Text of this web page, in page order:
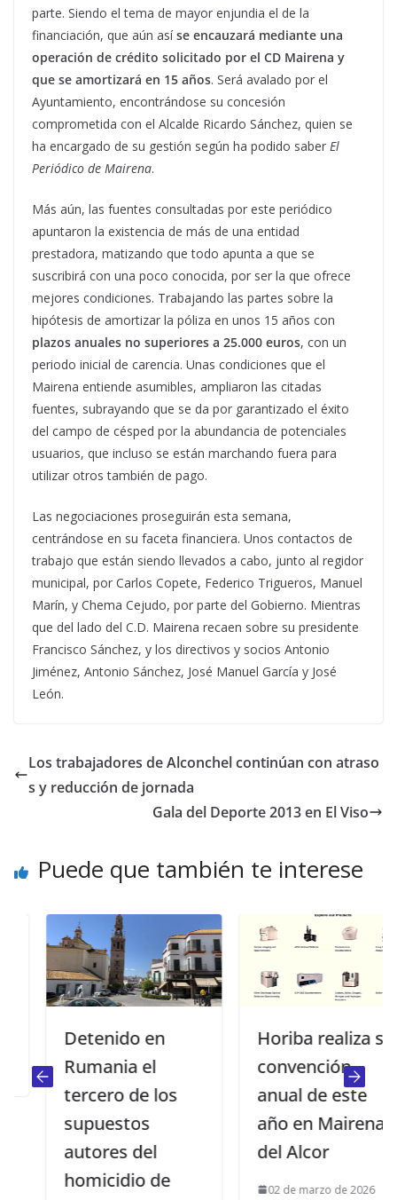
parte. Siendo el tema de mayor enjundia el de la
financiación, que aún asíse encauzará mediante una
operación de crédito solicitado por el CD Mairena y
que se amortizará en 15 años. Será avalado por el
Ayuntamiento, encontrándose su concesión
comprometida con el Alcalde Ricardo Sánchez, quien se
ha encargado de su gestión según ha podido saber El
Periódico de Mairena.
Más aún, las fuentes consultadas por este periódico
apuntaron la existencia de más de una entidad
prestadora, matizando que todo apunta a que se
suscribirá con una poco conocida, por ser la que ofrece
mejores condiciones. Trabajando las partes sobre la
hipótesis de amortizar la póliza en unos 15 años con
plazos anuales no superiores a 25.000 euros, con un
periodo inicial de carencia. Unas condiciones que el
Mairena entiende asumibles, ampliaron las citadas
fuentes, subrayando que se da por garantizado el éxito
del campo de césped por la abundancia de potenciales
usuarios, que incluso se están marchando fuera para
utilizar otros también de pago.
Las negociaciones proseguirán esta semana,
centrándose en su faceta financiera. Unos contactos de
trabajo que están siendo llevados a cabo, junto al regidor
municipal, por Carlos Copete, Federico Trigueros, Manuel
Marín, y Chema Cejudo, por parte del Gobierno. Mientras
que del lado del C.D. Mairena recaen sobre su presidente
Francisco Sánchez, y los directivos y socios Antonio
Jiménez, Antonio Sánchez, José Manuel García y José
León.
Los trabajadores de Alconchel continúan con atraso
s y reducción de jornada
Gala del Deporte 2013 en El Viso
Puede que también te interese
Detenido en
Rumania el
tercero de los
supuestos
autores del
homicidio de
Horiba realiza su
convención
anual de este
año en Mairena
del Alcor
02 de marzo de 2026